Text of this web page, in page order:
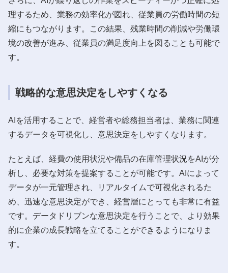
理するため、業務の効率化が図れ、従業員の労働時間の短
縮にもつながります。この結果、残業時間の削減や労働環
境の改善が進み、従業員の満足度向上を図ることも可能で
す。
戦略的な意思決定をしやすくなる
AIを活用することで、経営者や総務担当者は、業務に関連
するデータを可視化し、意思決定をしやすくなります。
たとえば、経費の使用状況や備品の在庫管理状況をAIが分
析し、必要な対策を提案することが可能です。AIによって
データが一元管理され、リアルタイムで可視化されるた
め、迅速な意思決定ができ、経営層にとっても非常に有益
です。データドリブンな意思決定を行うことで、より効果
的に企業の成長戦略を立てることができるようになりま
す。